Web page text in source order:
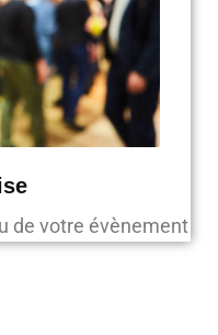
de votre évènement